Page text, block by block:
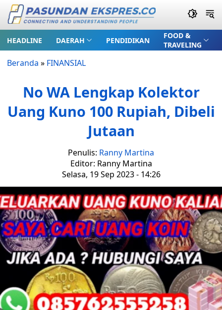
HEADLINE DAERAH PENDIDIKAN
FOOD &
TRAVELING
Beranda » FINANSIAL
No WA Lengkap Kolektor
Uang Kuno 100 Rupiah, Dibeli
Jutaan
Penulis: Ranny Martina
Editor: Ranny Martina
Selasa, 19 Sep 2023 - 14:26